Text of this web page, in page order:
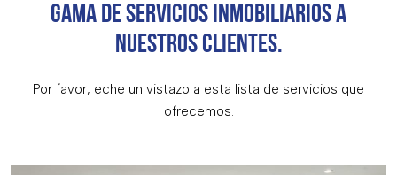
GAMA DE SERVICIOS INMOBILIARIOS A
NUESTROS CLIENTES.
Por favor, eche un vistazo a esta lista de servicios que
ofrecemos.